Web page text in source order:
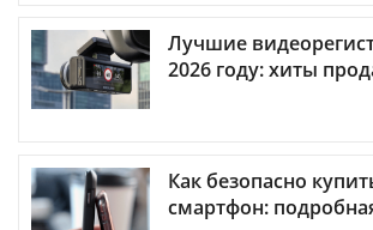
Лучшие
2026 году: хиты
Как безопасно
смартфон: